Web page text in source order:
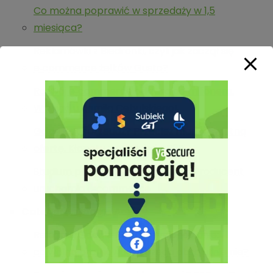
Co można poprawić w sprzedaży w 1,5
miesiąca?
Reklamówki z Biedronki, czyli jak zaczął się
Wywiad u Kamila Cebulskiego!
Gdzie jest sprzedaż? Przecież mamy świetną
ofertę. Kłopoty z produkcją B2B
Studium przypadku (case study): Producent
uruchamia e‑commerce
Google Ads
Reklama Google Ads i pozycjonowanie:
co wolno promować, a czego absolutnie nie?